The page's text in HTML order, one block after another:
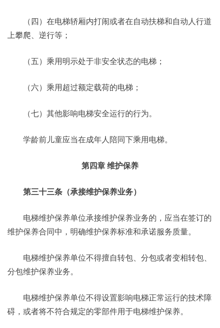
（四）在电梯轿厢内打闹或者在自动扶梯和自动人行道
上攀爬、逆行等；
（五）乘用明示处于非安全状态的电梯；
（六）乘用超过额定载荷的电梯；
（七）其他影响电梯安全运行的行为。
学龄前儿童应当在成年人陪同下乘用电梯。
第四章 维护保养
第三十三条（承接维护保养业务）
电梯维护保养单位承接维护保养业务的，应当在签订的
维护保养合同中，明确维护保养标准和承诺服务质量。
电梯维护保养单位不得擅自转包、分包或者变相转包、
分包维护保养业务。
电梯维护保养单位不得设置影响电梯正常运行的技术障
碍，或者将不符合规定的零部件用于电梯维护保养。